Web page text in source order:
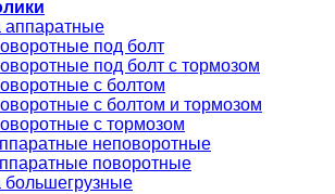
аппаратные
под болт
под болт с тормозом
с болтом
с болтом и тормозом
с тормозом
неповоротные
поворотные
большегрузные